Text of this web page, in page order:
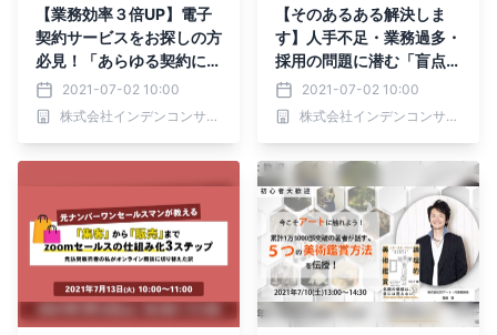
【業務効率３倍UP】電子
契約サービスをお探しの方
必見！「あらゆる契約に対
応のNo.1システム」教え
ます
2021-07-02 10:00
株式会社インデンコンサルティング
【そのあるある解決しま
す】人手不足・業務過多・
採用の問題に潜む「盲点」
とは？2021-07-02 10:00
株式会社インデンコンサルティング